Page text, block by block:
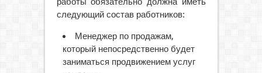
следующий состав работников:
Менеджер по продажам,
который непосредственно будет
заниматься продвижением услуг